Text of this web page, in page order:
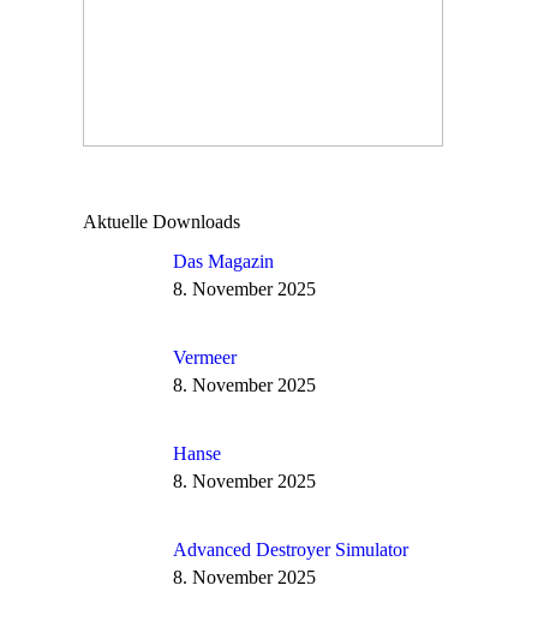
Aktuelle Downloads
Das Magazin
8. November 2025
Vermeer
8. November 2025
Hanse
8. November 2025
Advanced Destroyer Simulator
8. November 2025